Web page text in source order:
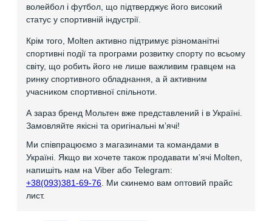
волейбол і футбол, що підтверджує його високий
статус у спортивній індустрії.
Крім того, Molten активно підтримує різноманітні
спортивні події та програми розвитку спорту по всьому
світу, що робить його не лише важливим гравцем на
ринку спортивного обладнання, а й активним
учасником спортивної спільноти.
А зараз бренд Мольтен вже представлений і в Україні.
Замовляйте якісні та оригінальні мʼячі!
Ми співпрацюємо з магазинами та командами в
Україні. Якщо ви хочете також продавати мʼячі Molten,
напишіть нам на Viber або Telegram:
+38(093)381-69-76. Ми скинемо вам оптовий прайс
лист.